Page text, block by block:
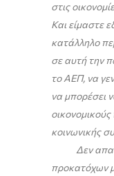
στις
Και είμαστε
κατάλληλο
σε αυτή την
το ΑΕΠ, να
να μπορέσει
κοινωνικής
Δεν
προκατόχων